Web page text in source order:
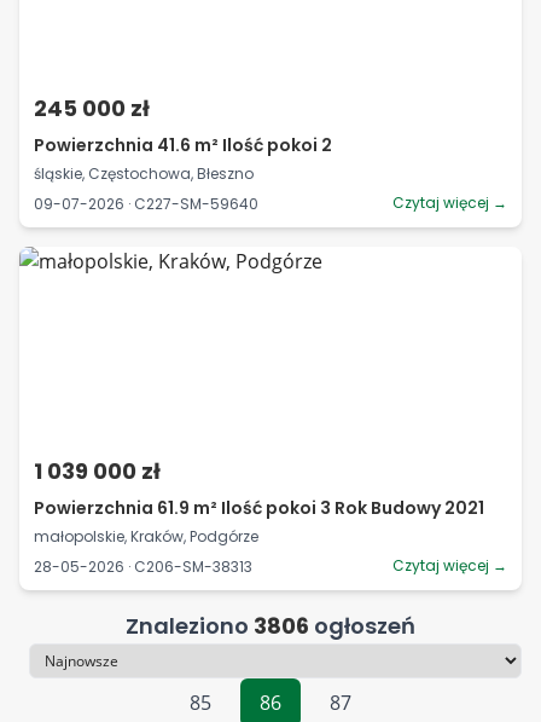
245 000 zł
Powierzchnia 41.6 m² Ilość pokoi 2
śląskie, Częstochowa, Błeszno
09-07-2026 · C227-SM-59640
Czytaj więcej →
1 039 000 zł
Powierzchnia 61.9 m² Ilość pokoi 3 Rok Budowy 2021
małopolskie, Kraków, Podgórze
28-05-2026 · C206-SM-38313
Czytaj więcej →
Znaleziono 3806 ogłoszeń
Sortowanie
85
86 87